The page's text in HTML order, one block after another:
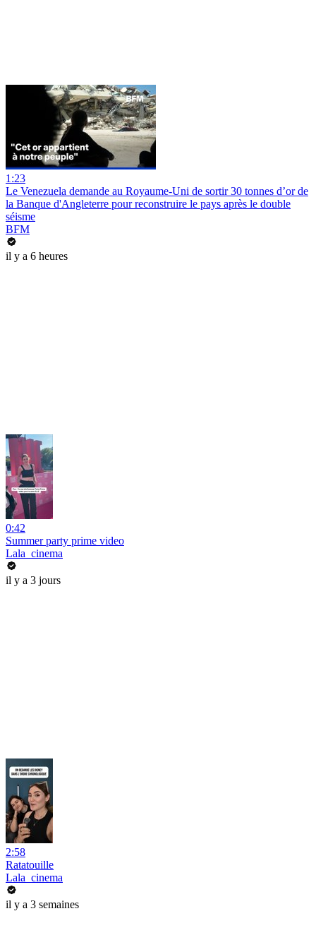
1:23
Le Venezuela demande au Royaume-Uni de sortir 30 tonnes d’or de
la Banque d'Angleterre pour reconstruire le pays après le double
séisme
BFM
il y a 6 heures
0:42
Summer party prime video
Lala_cinema
il y a 3 jours
2:58
Ratatouille
Lala_cinema
il y a 3 semaines